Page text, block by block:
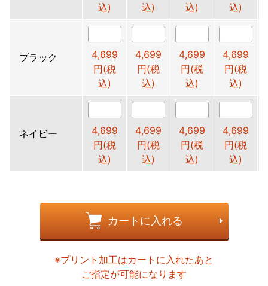
込)
込)
込)
込)
ブラック
4,699
円(税
込)
4,699
円(税
込)
4,699
円(税
込)
4,699
円(税
込)
ネイビー
4,699
円(税
込)
4,699
円(税
込)
4,699
円(税
込)
4,699
円(税
込)
カートに入れる
※プリント加工はカートに入れたあと
ご指定が可能になります